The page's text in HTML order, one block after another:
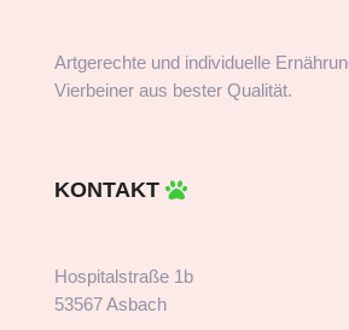
Artgerechte und individuelle
Vierbeiner aus bester Qualität.
KONTAKT
Hospitalstraße 1b
53567 Asbach